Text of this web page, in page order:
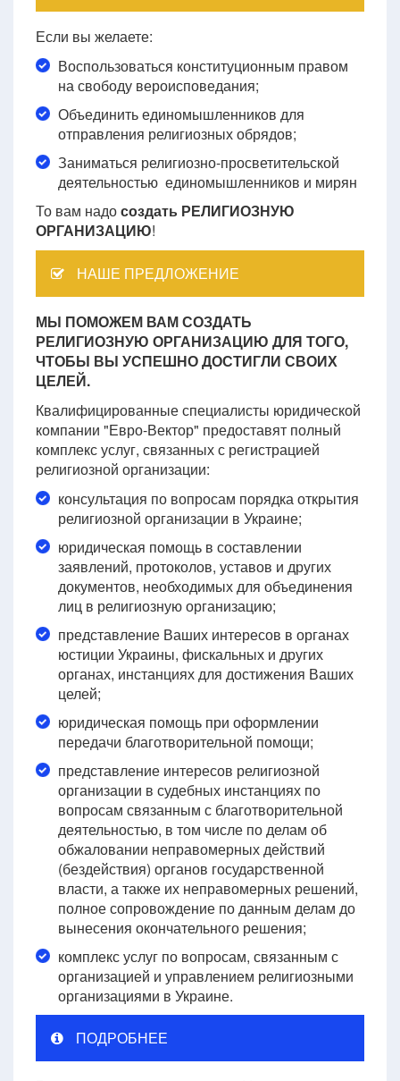
Если вы желаете:
Воспользоваться конституционным правом
на свободу вероисповедания;
Объединить единомышленников для
отправления религиозных обрядов;
Заниматься религиозно-просветительской
деятельностью единомышленников и мирян
То вам надосоздать РЕЛИГИОЗНУЮ
ОРГАНИЗАЦИЮ!
НАШЕ ПРЕДЛОЖЕНИЕ
МЫ ПОМОЖЕМ ВАМ СОЗДАТЬ
РЕЛИГИОЗНУЮ ОРГАНИЗАЦИЮ ДЛЯ ТОГО,
ЧТОБЫ ВЫ УСПЕШНО ДОСТИГЛИ СВОИХ
ЦЕЛЕЙ.
Квалифицированные специалисты юридической
компании "Евро-Вектор" предоставят полный
комплекс услуг, связанных с регистрацией
религиозной организации:
консультация по вопросам порядка открытия
религиозной организации в Украине;
юридическая помощь в составлении
заявлений, протоколов, уставов и других
документов, необходимых для объединения
лиц в религиозную организацию;
представление Ваших интересов в органах
юстиции Украины, фискальных и других
органах, инстанциях для достижения Ваших
целей;
юридическая помощь при оформлении
передачи благотворительной помощи;
представление интересов религиозной
организации в судебных инстанциях по
вопросам связанным с благотворительной
деятельностью, в том числе по делам об
обжаловании неправомерных действий
(бездействия) органов государственной
власти, а также их неправомерных решений,
полное сопровождение по данным делам до
вынесения окончательного решения;
комплекс услуг по вопросам, связанным с
организацией и управлением религиозными
организациями в Украине.
ПОДРОБНЕЕ